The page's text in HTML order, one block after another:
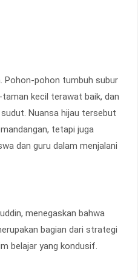
Pohon-pohon tumbuh subur
kecil terawat baik, dan
Nuansa hijau tersebut
tetapi juga
dan guru dalam menjalani
menegaskan bahwa
bagian dari strategi
belajar yang kondusif.